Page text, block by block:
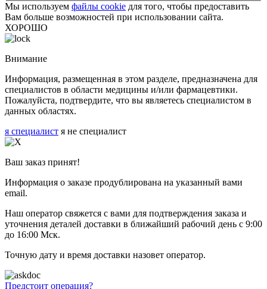
Мы используем файлы cookie для того, чтобы предоставить
Вам больше возможностей при использовании сайта.
ХОРОШО
Внимание
Информация, размещенная в этом разделе, предназначена для
специалистов в области медицины и/или фармацевтики.
Пожалуйста, подтвердите, что вы являетесь специалистом в
данных областях.
я специалист я не специалист
Ваш заказ принят!
Информация о заказе продублирована на указанный вами
email.
Наш оператор свяжется с вами для подтверждения заказа и
уточнения деталей доставки в ближайший рабочий день с 9:00
до 16:00 Мск.
Точную дату и время доставки назовет оператор.
Предстоит операция?